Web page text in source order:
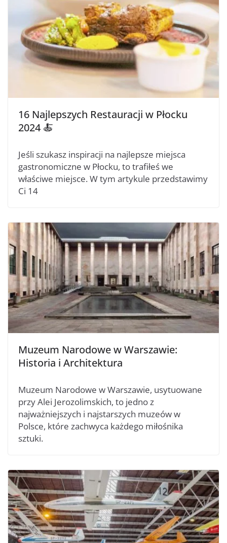
16 Najlepszych Restauracji w Płocku
2024 🍝
Jeśli szukasz inspiracji na najlepsze miejsca
gastronomiczne w Płocku, to trafiłeś we
właściwe miejsce. W tym artykule przedstawimy
Ci 14
Muzeum Narodowe w Warszawie:
Historia i Architektura
Muzeum Narodowe w Warszawie, usytuowane
przy Alei Jerozolimskich, to jedno z
najważniejszych i najstarszych muzeów w
Polsce, które zachwyca każdego miłośnika
sztuki.